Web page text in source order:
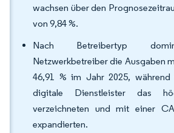
wachsen über den
von 9,84 %.
Nach Betreibertyp
Netzwerkbetreiber die Ausgaben
46,91 % im Jahr 2025, während
digitale Dienstleister das
verzeichneten und mit einer
expandierten.